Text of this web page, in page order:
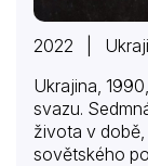
2022 |
Ukrajina,
svazu.
života v
sovětského